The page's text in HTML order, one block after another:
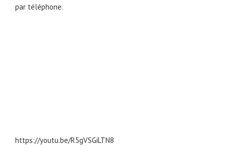
par téléphone.
https://youtu.be/R5gVSGiLTN8